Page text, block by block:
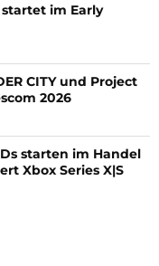
im Early
CITY und Project
2026
starten im Handel
Xbox Series X|S